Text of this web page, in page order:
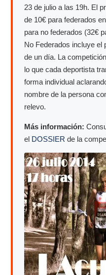
23 de julio a las 19h. El
de 10€ para federados
para no federados (32€
No Federados incluye el
de un día. La
lo que cada deportista
forma individual
nombre de la persona
relevo.
Más información:
el DOSSIER de la